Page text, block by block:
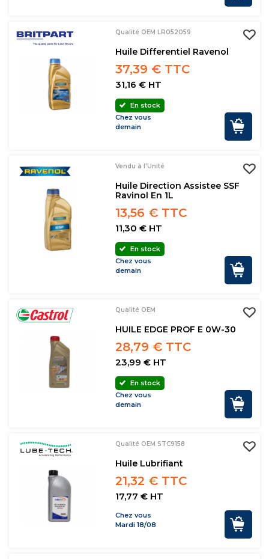
Qualité OEM LR052059
Huile Differentiel Ravenol
37,39 € TTC
31,16 € HT
En stock
Chez vous
demain
Vendu à l'Unité
Huile Direction Assistee SSF
Ravinol En 1L
13,56 € TTC
11,30 € HT
En stock
Chez vous
demain
Qualité OEM
HUILE EDGE PROF E 0W-30
28,79 € TTC
23,99 € HT
En stock
Chez vous
demain
Qualité OEM STC9158
Huile Lubrifiant
21,32 € TTC
17,77 € HT
Chez vous
Mardi 18/08